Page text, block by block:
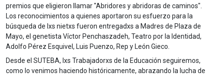
premios que eligieron llamar "Abridores y abridoras de caminos".
Los reconocimientos a quienes aportaron su esfuerzo para la
búsqueda de lxs nietxs fueron entregadxs a Madres de Plaza de
Mayo, el genetista Víctor Penchaszadeh, Teatro por la Identidad,
Adolfo Pérez Esquivel, Luis Puenzo, Rep y León Gieco.
Desde el SUTEBA, lxs Trabajadorxs de la Educación seguiremos,
como lo venimos haciendo históricamente, abrazando la lucha de